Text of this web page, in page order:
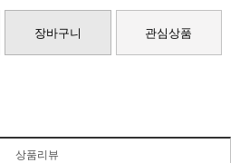
장바구니 관심상품
상품리뷰